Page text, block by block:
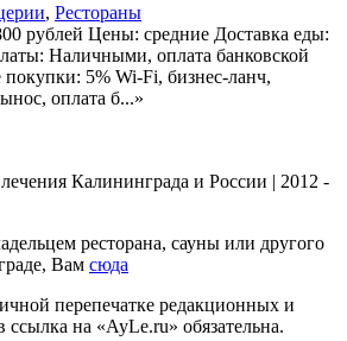
, Рестораны
рублей Цены: средние Доставка еды:
Наличными, оплата банковской
5% Wi-Fi, бизнес-ланч,
оплата б...»
Калининграда и России | 2012 -
ресторана, сауны или другого
Вам сюда
перепечатке редакционных и
ссылка на «AyLe.ru» обязательна.